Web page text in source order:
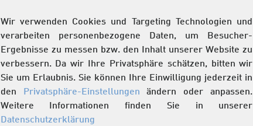
Wir verwenden Cookies und Targeting Technologien und
verarbeiten personenbezogene Daten, um Besucher-
Ergebnisse zu messen bzw. den Inhalt unserer Website zu
verbessern. Da wir Ihre Privatsphäre schätzen, bitten wir
Sie um Erlaubnis. Sie können Ihre Einwilligung jederzeit in
den Privatsphäre-Einstellungen ändern oder anpassen.
Weitere Informationen finden Sie in unserer
Datenschutzerklärung